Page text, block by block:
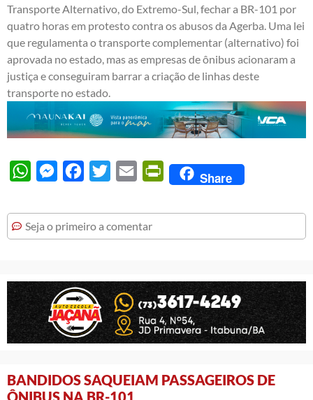
Transporte Alternativo, do Extremo-Sul, fechar a BR-101 por
quatro horas em protesto contra os abusos da Agerba. Uma lei
que regulamenta o transporte complementar (alternativo) foi
aprovada no estado, mas as empresas de ônibus acionaram a
justiça e conseguiram barrar a criação de linhas deste
transporte no estado.
WhatsAppMessengerFacebook
Twitter Email PrintFriendly
Share
Seja o primeiro a comentar
BANDIDOS SAQUEIAM PASSAGEIROS DE
ÔNIBUS NA BR-101